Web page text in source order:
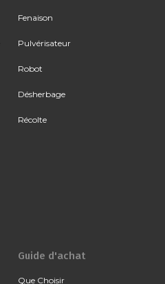
Fenaison
Pulvérisateur
Robot
Désherbage
Récolte
Guide d'achat
Que Choisir